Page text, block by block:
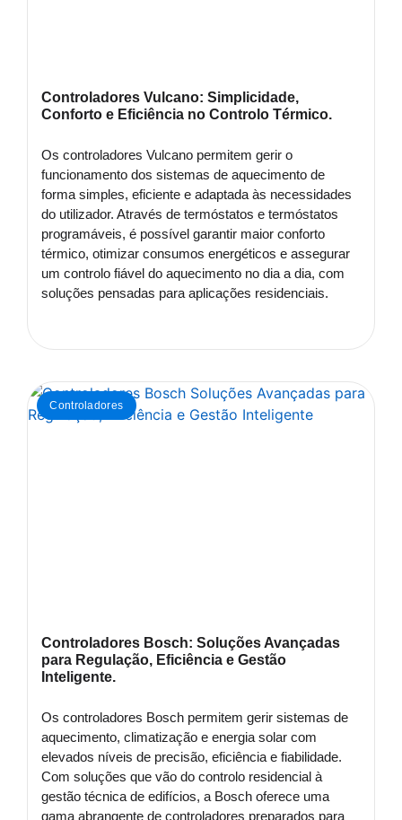
Controladores Vulcano: Simplicidade,
Conforto e Eficiência no Controlo Térmico.
Os controladores Vulcano permitem gerir o
funcionamento dos sistemas de aquecimento de
forma simples, eficiente e adaptada às necessidades
do utilizador. Através de termóstatos e termóstatos
programáveis, é possível garantir maior conforto
térmico, otimizar consumos energéticos e assegurar
um controlo fiável do aquecimento no dia a dia, com
soluções pensadas para aplicações residenciais.
Controladores
Controladores Bosch: Soluções Avançadas
para Regulação, Eficiência e Gestão
Inteligente.
Os controladores Bosch permitem gerir sistemas de
aquecimento, climatização e energia solar com
elevados níveis de precisão, eficiência e fiabilidade.
Com soluções que vão do controlo residencial à
gestão técnica de edifícios, a Bosch oferece uma
gama abrangente de controladores preparados para